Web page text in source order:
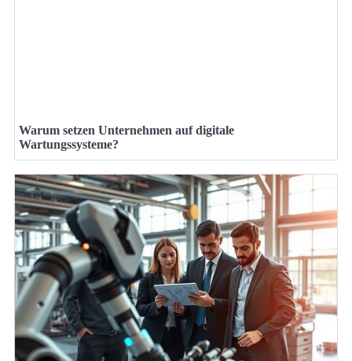
Warum setzen Unternehmen auf digitale
Wartungssysteme?